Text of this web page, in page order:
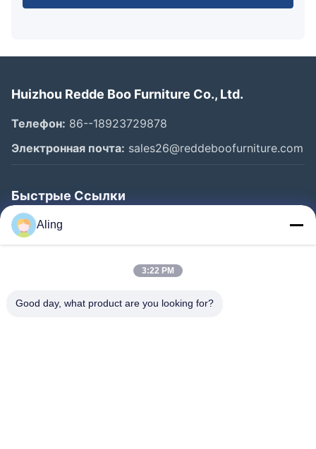
Huizhou Redde Boo Furniture Co., Ltd.
Телефон: 86--18923729878
Электронная почта: sales26@reddeboofurniture.com
Быстрые Ссылки
Главная Страница
Продукция
О Компании
Aling
3:22 PM
Good day, what product are you looking for?